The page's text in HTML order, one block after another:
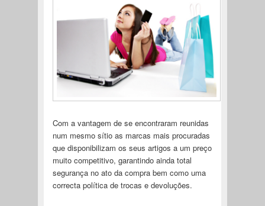
Com a vantagem de se encontraram reunidas
num mesmo sítio as marcas mais procuradas
que disponibilizam os seus artigos a um preço
muito competitivo, garantindo ainda total
segurança no ato da compra bem como uma
correcta política de trocas e devoluções.